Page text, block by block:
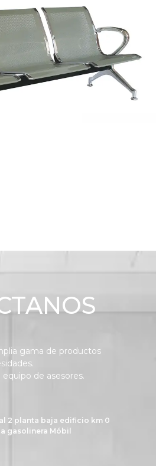
gama de productos
de asesores.
2 planta baja edificio km 0
gasolinera Móbil